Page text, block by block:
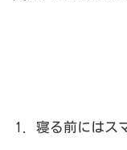
寝る前にはス